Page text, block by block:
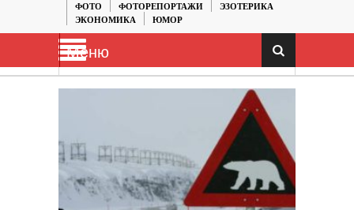
ФОТО
ФОТОРЕПОРТАЖИ
ЭЗОТЕРИКА
ЭКОНОМИКА
ЮМОР
Меню